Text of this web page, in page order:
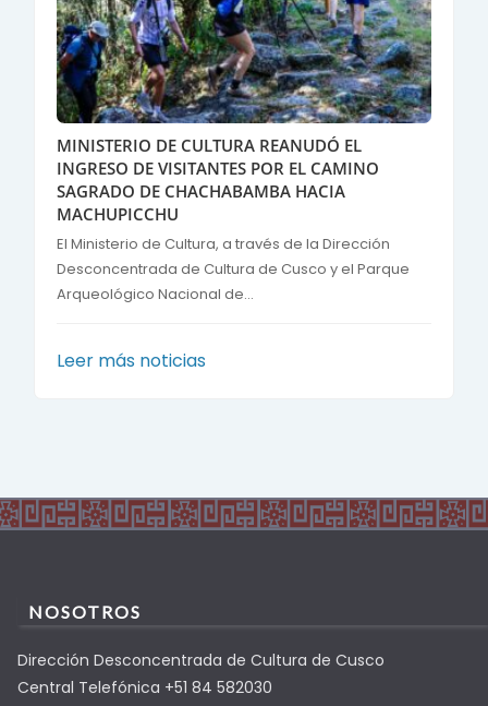
MINISTERIO DE CULTURA REANUDÓ EL
INGRESO DE VISITANTES POR EL CAMINO
SAGRADO DE CHACHABAMBA HACIA
MACHUPICCHU
El Ministerio de Cultura, a través de la Dirección
Desconcentrada de Cultura de Cusco y el Parque
Arqueológico Nacional de...
Leer más noticias
NOSOTROS
Dirección Desconcentrada de Cultura de Cusco
Central Telefónica +51 84 582030